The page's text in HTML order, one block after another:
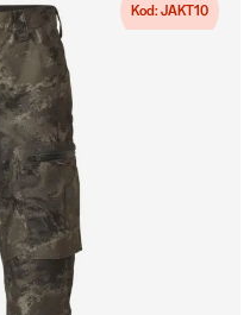
Kod: JAKT10